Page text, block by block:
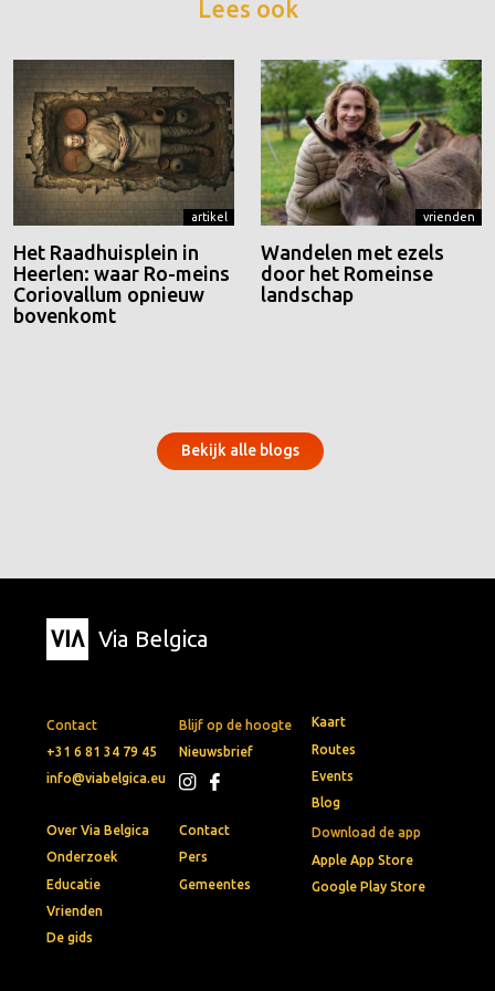
Lees ook
artikel
Het Raadhuisplein in
Heerlen: waar Ro-meins
Coriovallum opnieuw
bovenkomt
vrienden
Wandelen met ezels
door het Romeinse
landschap
Bekijk alle blogs
Via Belgica
Contact
+31 6 81 34 79 45
info@viabelgica.eu
Blijf op de hoogte
Nieuwsbrief
Download de app
Apple App Store
Google Play Store
Kaart
Routes
Events
Blog
Over Via Belgica
Onderzoek
Educatie
Vrienden
De gids
Contact
Pers
Gemeentes